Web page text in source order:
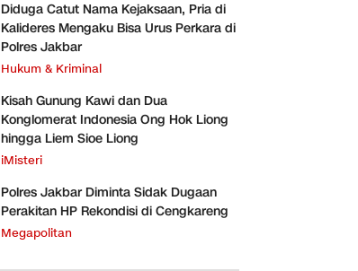
Diduga Catut Nama Kejaksaan, Pria di
Kalideres Mengaku Bisa Urus Perkara di
Polres Jakbar
Hukum & Kriminal
Kisah Gunung Kawi dan Dua
Konglomerat Indonesia Ong Hok Liong
hingga Liem Sioe Liong
iMisteri
Polres Jakbar Diminta Sidak Dugaan
Perakitan HP Rekondisi di Cengkareng
Megapolitan